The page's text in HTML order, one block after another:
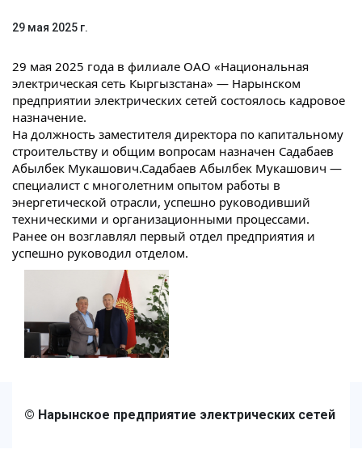
29 мая 2025 г.
29 мая 2025 года в филиале ОАО «Национальная
электрическая сеть Кыргызстана» — Нарынском
предприятии электрических сетей состоялось кадровое
назначение.
На должность заместителя директора по капитальному
строительству и общим вопросам назначен Садабаев
Абылбек Мукашович.Садабаев Абылбек Мукашович —
специалист с многолетним опытом работы в
энергетической отрасли, успешно руководивший
техническими и организационными процессами.
Ранее он возглавлял первый отдел предприятия и
успешно руководил отделом.
© Нарынcкое предприятие электрических сетей